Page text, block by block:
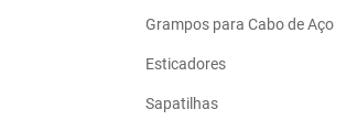
Grampos para Cabo de Aço
Esticadores
Sapatilhas